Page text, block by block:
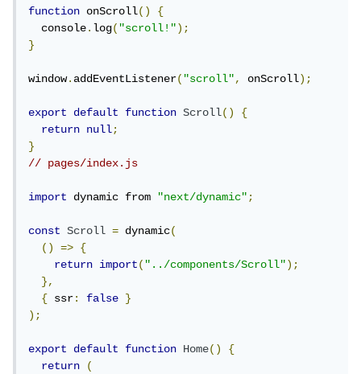
function onScroll()
{
  console
.log("scroll!");
}
window.addEventListener("scroll", onScroll);
export default function Scroll()
{
return
null;
}
// pages/index.js
import dynamic from "next/dynamic";
const Scroll = dynamic(
()
=>
{
return
import("../components/Scroll");
},
{ ssr: false
}
);
export default function Home()
{
return
(